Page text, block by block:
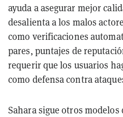
ayuda a asegurar mejor
desalienta a los malos
como verificaciones
pares, puntajes de
requerir que los usuarios
como defensa contra
Sahara sigue otros